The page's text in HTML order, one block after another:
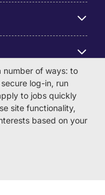
Corporation
6F Hulic
number of ways: to
log-in, run
to jobs quickly
site functionality,
based on your